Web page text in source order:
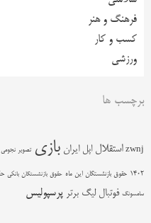
فرهنگ و هنر
کسب و کار
ورزشی
برچسب ها
zwnj استقلال اپل ایران بازی تصویر نجومی
1402 حقوق بازنشستگان این ماه حقوق بازنشستگان بانکی
سامسونگ فوتبال لیگ برتر پرسپولیس